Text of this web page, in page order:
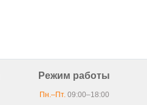
Режим работы
Пн.–Пт.09:00–18:00